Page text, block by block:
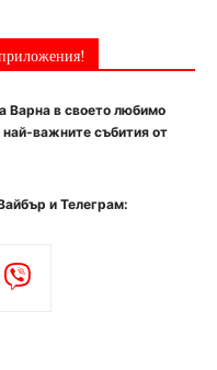
Варна в своето любимо
важните събития от
и Телеграм: